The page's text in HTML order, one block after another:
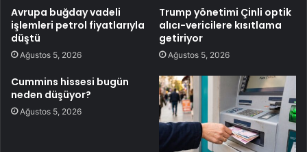
Avrupa buğday vadeli
işlemleri petrol fiyatlarıyla
düştü
Ağustos 5, 2026
Trump yönetimi Çinli optik
alıcı-vericilere kısıtlama
getiriyor
Ağustos 5, 2026
Cummins hissesi bugün
neden düşüyor?
Ağustos 5, 2026